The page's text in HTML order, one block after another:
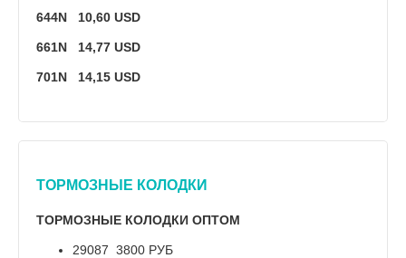
644N 10,60 USD
661N 14,77 USD
701N 14,15 USD
ТОРМОЗНЫЕ КОЛОДКИ
ТОРМОЗНЫЕ КОЛОДКИ ОПТОМ
29087 3800 РУБ